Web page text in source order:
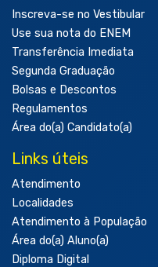
Inscreva-se no Vestibular
Use sua nota do ENEM
Transferência Imediata
Segunda Graduação
Bolsas e Descontos
Regulamentos
Área do(a) Candidato(a)
Links úteis
Atendimento
Localidades
Atendimento à População
Área do(a) Aluno(a)
Diploma Digital